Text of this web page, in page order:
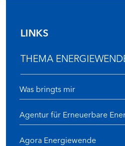
LINKS
THEMA
Was bringts mir
Agentur für Erneuerbare
Agora Energiewende